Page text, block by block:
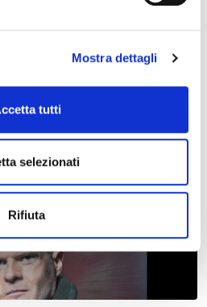
Mostra dettagli
tutti
selezionati
Rifiuta
Claudio Abbado
– Caroline Widmann e
Comunale